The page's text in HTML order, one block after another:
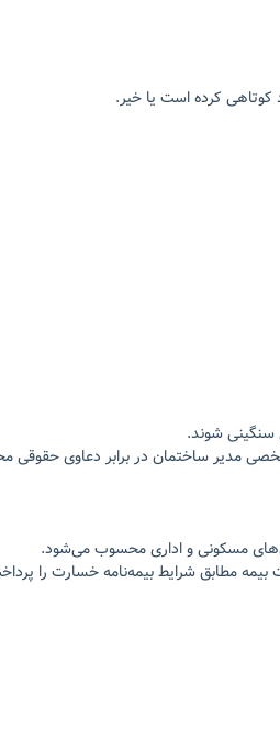
کرده است یا خیر.
سنگینی شوند.
مدیر ساختمان در برابر دعاوی حقوقی
مسکونی و اداری محسوب می‌شود.
مطابق شرایط بیمه‌نامه خسارت را